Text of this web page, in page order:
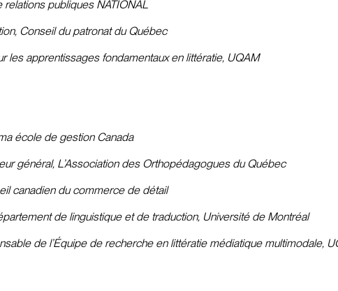
publiques NATIONAL
Conseil du patronat du Québec
les apprentissages fondamentaux en littératie, UQAM
école de gestion Canada
général, L’Association des Orthopédagogues du Québec
canadien du commerce de détail
de linguistique et de traduction, Université de Montréal
de l’Équipe de recherche en littératie médiatique multimodale,